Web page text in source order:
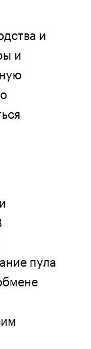
и
и
пула